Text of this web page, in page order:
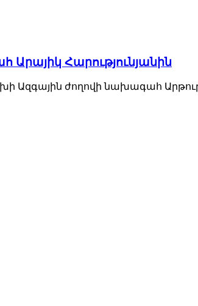
Հարությունյանին
ժողովի նախագահ Արթուր